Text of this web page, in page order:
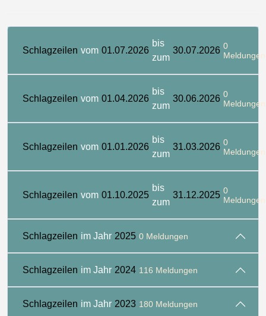
Schlagzeilen vom 01.07.2026
bis
zum
30.07.2026 0
Meldungen
Schlagzeilen vom 01.04.2026
bis
zum
30.06.2026 0
Meldungen
Schlagzeilen vom 01.01.2026
bis
zum
31.03.2026 0
Meldungen
Schlagzeilen vom 01.10.2025
bis
zum
31.12.2025 0
Meldungen
Schlagzeilen im Jahr 2025 0 Meldungen
Schlagzeilen im Jahr 2024 116 Meldungen
Schlagzeilen im Jahr 2023 180 Meldungen